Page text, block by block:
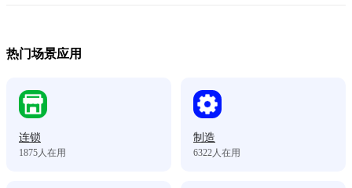
热门场景应用
连锁
1875人在用
制造
6322人在用